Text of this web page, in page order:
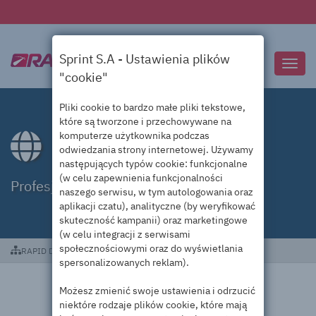
Domeny .reviews
Profesjonalna obsługa domen .reviews
RAPID DC Domeny .reviews
Sprint S.A - Ustawienia plików
"cookie"
Pliki cookie to bardzo małe pliki tekstowe,
które są tworzone i przechowywane na
komputerze użytkownika podczas
odwiedzania strony internetowej. Używamy
następujących typów cookie: funkcjonalne
(w celu zapewnienia funkcjonalności
naszego serwisu, w tym autologowania oraz
aplikacji czatu), analityczne (by weryfikować
skuteczność kampanii) oraz marketingowe
(w celu integracji z serwisami
społecznościowymi oraz do wyświetlania
spersonalizowanych reklam).
Możesz zmienić swoje ustawienia i odrzucić
niektóre rodzaje plików cookie, które mają